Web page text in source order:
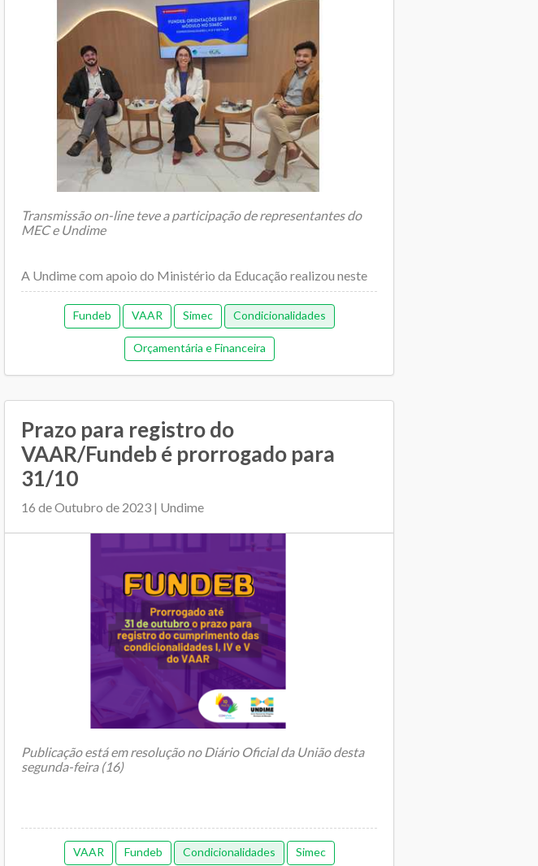
Transmissão on-line teve a participação de representantes do
MEC e Undime
A Undime com apoio do Ministério da Educação realizou neste
dia 1º de...
Fundeb VAAR Simec Condicionalidades
Orçamentária e Financeira
Prazo para registro do
VAAR/Fundeb é prorrogado para
31/10
16 de Outubro de 2023 | Undime
Publicação está em resolução no Diário Oficial da União desta
segunda-feira (16)
O Diário Oficial da União desta segunda-feira (...
VAAR Fundeb Condicionalidades Simec